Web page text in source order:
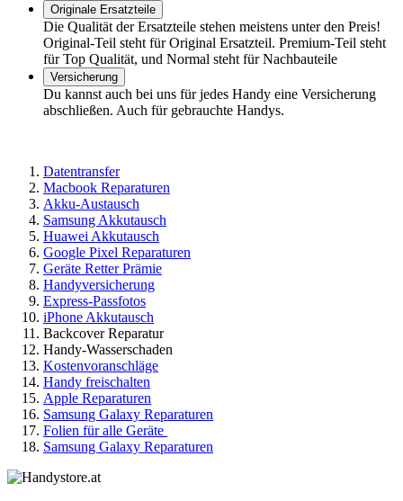
Originale Ersatzteile
Die Qualität der Ersatzteile stehen meistens unter den Preis!
Original-Teil steht für Original Ersatzteil. Premium-Teil steht
für Top Qualität, und Normal steht für Nachbauteile
Versicherung
Du kannst auch bei uns für jedes Handy eine Versicherung
abschließen. Auch für gebrauchte Handys.
Datentransfer
Macbook Reparaturen
Akku-Austausch
Samsung Akkutausch
Huawei Akkutausch
Google Pixel Reparaturen
Geräte Retter Prämie
Handyversicherung
Express-Passfotos
iPhone Akkutausch
Backcover Reparatur
Handy-Wasserschaden
Kostenvoranschläge
Handy freischalten
Apple Reparaturen
Samsung Galaxy Reparaturen
Folien für alle Geräte
Samsung Galaxy Reparaturen